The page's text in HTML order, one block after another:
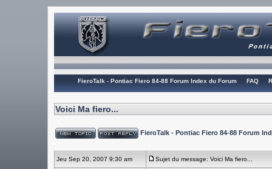
FieroTalk - Pontiac Fiero 84-88 Forum Index du Forum FAQ
Voici Ma fiero...
FieroTalk - Pontiac Fiero 84-88 Forum
Jeu Sep 20, 2007 9:30 am Sujet du message: Voici Ma fiero...